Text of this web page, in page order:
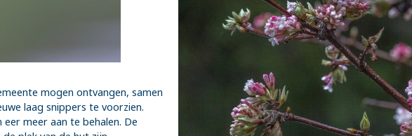
mogen ontvangen, samen
laag snippers te voorzien.
meer aan te behalen. De